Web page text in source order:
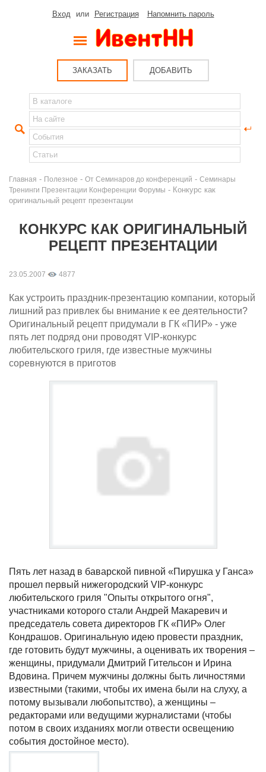
Вход или Регистрация Напомнить пароль
ЗАКАЗАТЬ ДОБАВИТЬ
Главная - Полезное - От Семинаров до конференций - Семинары
Тренинги Презентации Конференции Форумы - Конкурс как
оригинальный рецепт презентации
КОНКУРС КАК ОРИГИНАЛЬНЫЙ
РЕЦЕПТ ПРЕЗЕНТАЦИИ
23.05.2007 4877
Как устроить праздник-презентацию компании, который
лишний раз привлек бы внимание к ее деятельности?
Оригинальный рецепт придумали в ГК «ПИР» - уже
пять лет подряд они проводят VIP-конкурс
любительского гриля, где известные мужчины
соревнуются в приготов
Пять лет назад в баварской пивной «Пирушка у Ганса»
прошел первый нижегородский VIP-конкурс
любительского гриля "Опыты открытого огня",
участниками которого стали Андрей Макаревич и
председатель совета директоров ГК «ПИР» Олег
Кондрашов. Оригинальную идею провести праздник,
где готовить будут мужчины, а оценивать их творения –
женщины, придумали Дмитрий Гительсон и Ирина
Вдовина. Причем мужчины должны быть личностями
известными (такими, чтобы их имена были на слуху, а
потому вызывали любопытство), а женщины –
редакторами или ведущими журналистами (чтобы
потом в своих изданиях могли отвести освещению
события достойное место).